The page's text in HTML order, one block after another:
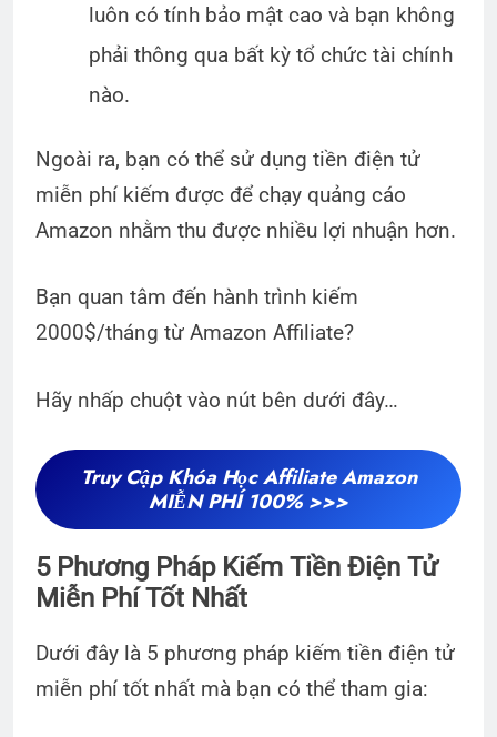
luôn có tính bảo mật cao và bạn không
phải thông qua bất kỳ tổ chức tài chính
nào.
Ngoài ra, bạn có thể sử dụng tiền điện tử
miễn phí kiếm được để chạy quảng cáo
Amazon nhằm thu được nhiều lợi nhuận hơn.
Bạn quan tâm đến hành trình kiếm
2000$/tháng từ Amazon Affiliate?
Hãy nhấp chuột vào nút bên dưới đây…
Truy CậpKhóa Học Affiliate Amazon
MIỄN PHÍ 100% >>>
5 Phương Pháp Kiếm Tiền Điện Tử
Miễn Phí Tốt Nhất
Dưới đây là 5 phương pháp kiếm tiền điện tử
miễn phí tốt nhất mà bạn có thể tham gia: